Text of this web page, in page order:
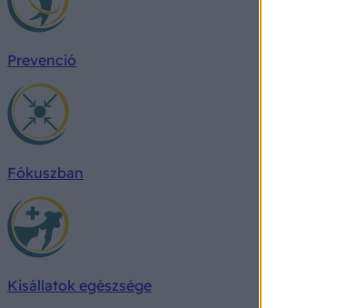
Prevenció
Fókuszban
Kisállatok egészsége